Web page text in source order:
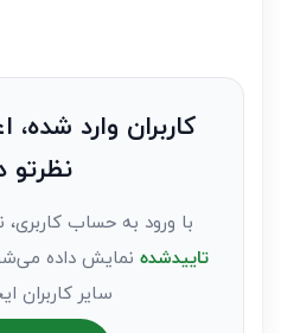
نظر
کاربران وارد شده،
نظرتو
با ورود به حساب
تاییدشده نمایش داده
سایر کاربران